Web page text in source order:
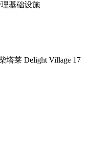
理基础设施
塔莱 Delight Village 17